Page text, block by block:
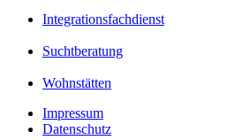
Integrationsfachdienst
Suchtberatung
Wohnstätten
Impressum
Datenschutz